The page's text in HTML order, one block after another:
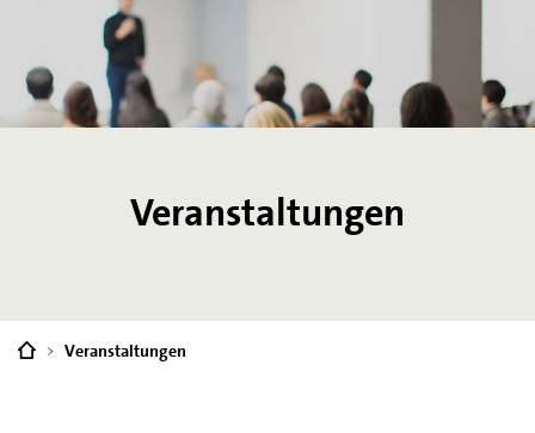
Veranstaltungen
Sie
sind
Veranstaltungen